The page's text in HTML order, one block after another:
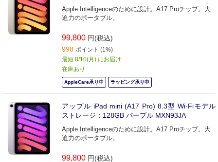
Apple Intelligenceのために設計。A17 Proチップ。大
迫力のポータブル。
99,800 円(税込)
998 ポイント (1%)
最短 8/10(月) にお届け
在庫あり
AppleCare承り中 ラッピング承り中
アップル iPad mini (A17 Pro) 8.3型 Wi-Fiモデル
ストレージ：128GB パープル MXN93JA
Apple Intelligenceのために設計。A17 Proチップ。大
迫力のポータブル。
99,800 円(税込)